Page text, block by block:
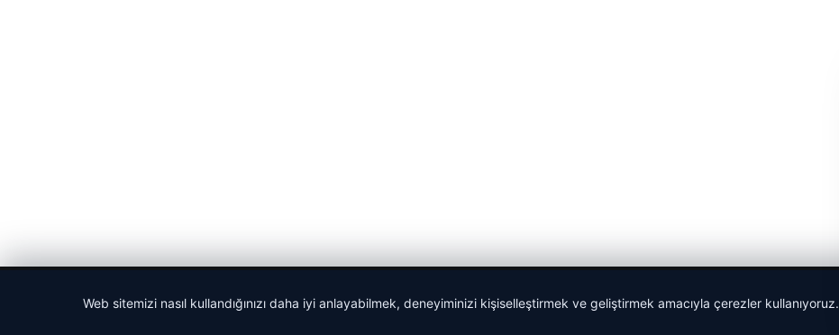
Web sitemizi nasıl kullandığınızı daha iyi anlayabilmek, deneyiminizi kişiselleştirmek ve geliştirmek amacıyla çerezler kullanıyoruz.